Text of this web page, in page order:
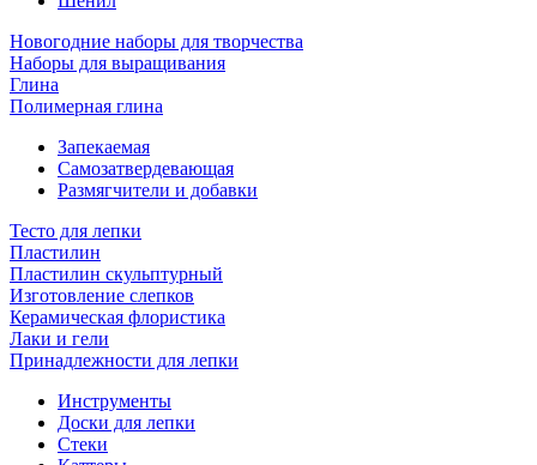
Новогодние наборы для творчества
Наборы для выращивания
Глина
Полимерная глина
Запекаемая
Самозатвердевающая
Размягчители и добавки
Тесто для лепки
Пластилин
Пластилин скульптурный
Изготовление слепков
Керамическая флористика
Лаки и гели
Принадлежности для лепки
Инструменты
Доски для лепки
Стеки